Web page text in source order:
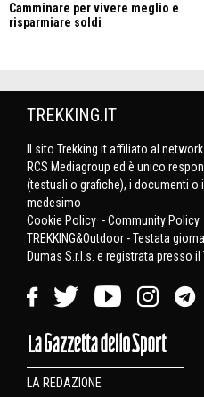
Camminare per vivere meglio e
risparmiare soldi
TREKKING.IT
Il sito Trekking.it affiliato al
RCS Mediagroup ed è unico
(testuali o grafiche), i documenti
medesimo
Cookie Policy -Community Policy
TREKKING&Outdoor - Testata
Dumas S.r.l.s. e registrata presso il
LA REDAZIONE